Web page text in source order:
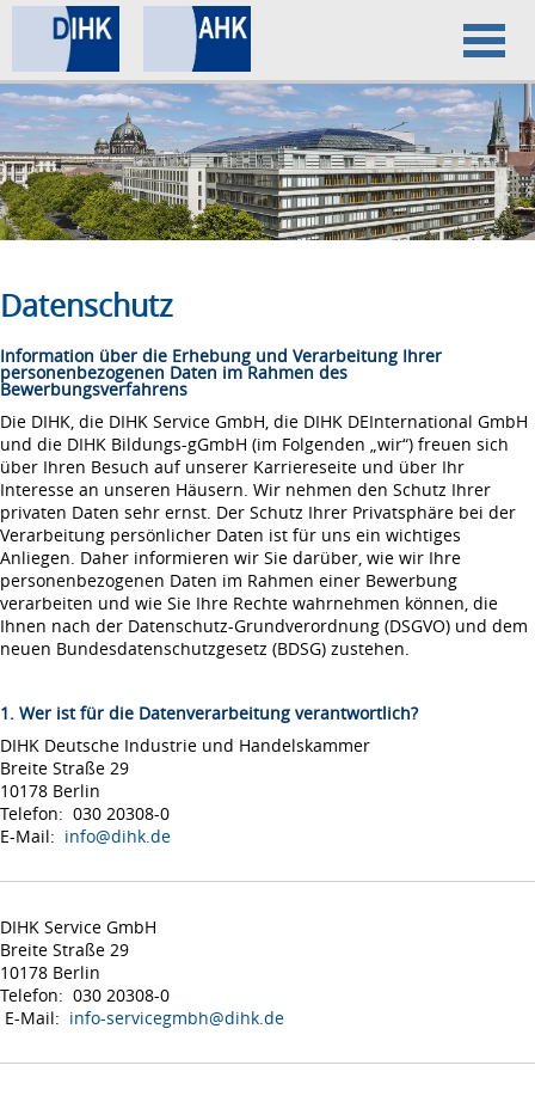
Home
Datenschutz
Impressum
Datenschutz
Information über die Erhebung und Verarbeitung Ihrer
personenbezogenen Daten im Rahmen des
Bewerbungsverfahrens
Die DIHK, die DIHK Service GmbH, die DIHK DEInternational GmbH
und die DIHK Bildungs-gGmbH (im Folgenden „wir“) freuen sich
über Ihren Besuch auf unserer Karriereseite und über Ihr
Interesse an unseren Häusern. Wir nehmen den Schutz Ihrer
privaten Daten sehr ernst. Der Schutz Ihrer Privatsphäre bei der
Verarbeitung persönlicher Daten ist für uns ein wichtiges
Anliegen. Daher informieren wir Sie darüber, wie wir Ihre
personenbezogenen Daten im Rahmen einer Bewerbung
verarbeiten und wie Sie Ihre Rechte wahrnehmen können, die
Ihnen nach der Datenschutz-Grundverordnung (DSGVO) und dem
neuen Bundesdatenschutzgesetz (BDSG) zustehen.
1. Wer ist für die Datenverarbeitung verantwortlich?
DIHK Deutsche Industrie und Handelskammer
Breite Straße 29
10178 Berlin
Telefon: 030 20308-0
E-Mail: info@dihk.de
DIHK Service GmbH
Breite Straße 29
10178 Berlin
Telefon: 030 20308-0
E-Mail: info-servicegmbh@dihk.de